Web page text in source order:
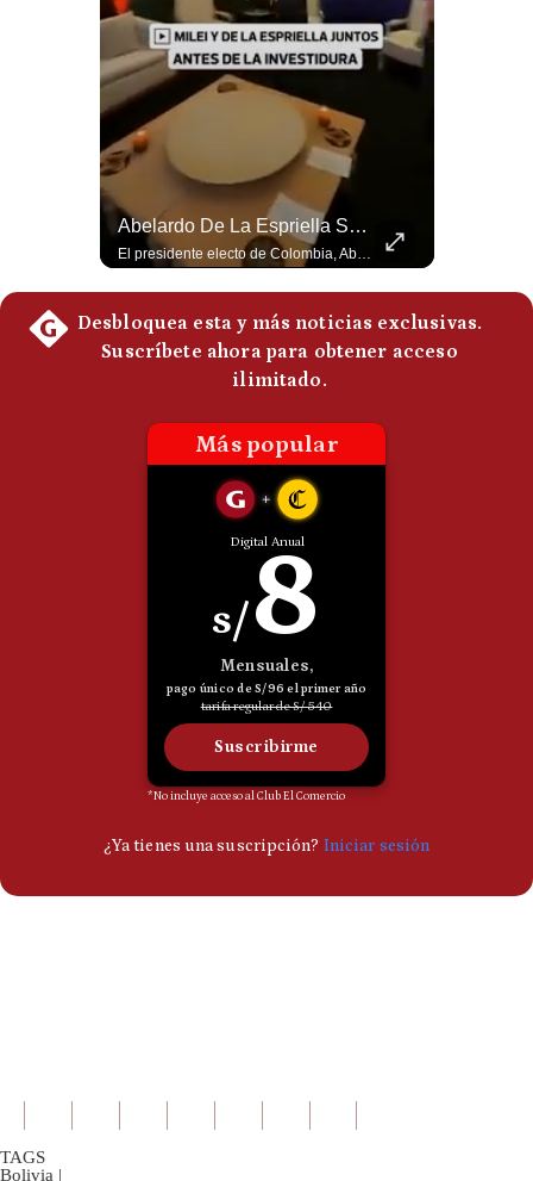
Privacidad
Abelardo De La Espriella Se Reúne Con Javier Milei En Cali | Gestión Mundo
El presidente electo de Colombia, Abelardo de la Espriella, sostuvo una reunión bilateral en Cali con el mandatario argentino Javier Milei. El encuentro se dio pocas horas antes de la ceremonia de investidura presidencial para el periodo 2026-2030, marcando el inicio de una nueva alianza estratégica regional. #DeLaEspriella #JavierMilei #Colombia #Argentina #PoliticaLatina #Shorts 👉 Suscríbete y activa la campana para no perderte nuestro análisis diario. 🌎 Síguenos en nuestras redes sociales: 📌 Web oficial: https://gestion.pe/mundo/ 📌 LinkedIn: http://bit.ly/3HYIET0 📌 X (Twitter): http://bit.ly/4noZtX9 📌 TikTok: http://bit.ly/4evB6TO
TAGS
Bolivia |